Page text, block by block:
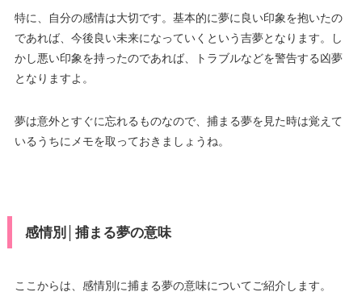
特に、自分の感情は大切です。基本的に夢に良い印象を抱いたの
であれば、今後良い未来になっていくという吉夢となります。し
かし悪い印象を持ったのであれば、トラブルなどを警告する凶夢
となりますよ。
夢は意外とすぐに忘れるものなので、捕まる夢を見た時は覚えて
いるうちにメモを取っておきましょうね。
感情別│捕まる夢の意味
ここからは、感情別に捕まる夢の意味についてご紹介します。